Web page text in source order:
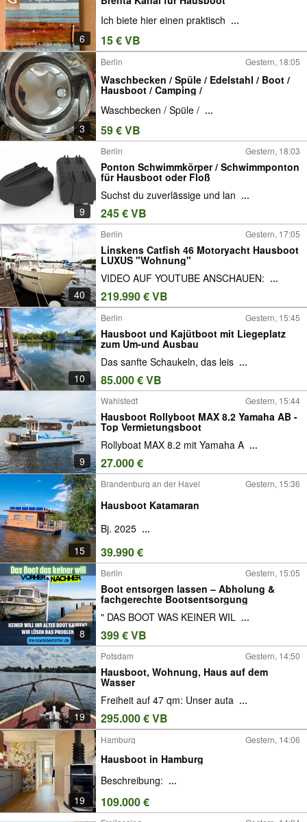
6
Ich biete hier einen praktisch ...
15 € VB
3
Berlin Gestern, 18:05
Waschbecken / Spüle / Edelstahl / Boot /
Hausboot / Camping /
Waschbecken / Spüle / ...
59 € VB
9
Berlin Gestern, 18:03
Ponton Schwimmkörper / Schwimmponton
für Hausboot oder Floß
Suchst du zuverlässige und lan ...
245 € VB
40
Berlin Gestern, 17:05
Linskens Catfish 46 Motoryacht Hausboot
LUXUS "Wohnung"
VIDEO AUF YOUTUBE ANSCHAUEN: ...
219.990 € VB
10
Berlin Gestern, 15:45
Hausboot und Kajütboot mit Liegeplatz
zum Um-und Ausbau
Das sanfte Schaukeln, das leis ...
85.000 € VB
9
Wahlstedt Gestern, 15:44
Hausboot Rollyboot MAX 8.2 Yamaha AB -
Top Vermietungsboot
Rollyboat MAX 8.2 mit Yamaha A ...
27.000 €
15
Brandenburg an der Havel Gestern, 15:36
Hausboot Katamaran
Bj. 2025 ...
39.990 €
8
Berlin Gestern, 15:05
Boot entsorgen lassen – Abholung &
fachgerechte Bootsentsorgung
" DAS BOOT WAS KEINER WIL ...
399 € VB
19
Potsdam Gestern, 14:50
Hausboot, Wohnung, Haus auf dem
Wasser
Freiheit auf 47 qm: Unser auta ...
295.000 € VB
19
Hamburg Gestern, 14:06
Hausboot in Hamburg
Beschreibung: ...
109.000 €